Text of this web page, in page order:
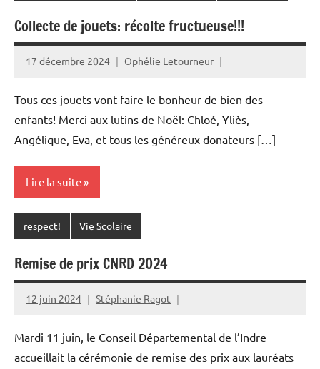
Collecte de jouets: récolte fructueuse!!!
17 décembre 2024 Ophélie Letourneur
Tous ces jouets vont faire le bonheur de bien des
enfants! Merci aux lutins de Noël: Chloé, Yliès,
Angélique, Eva, et tous les généreux donateurs […]
Lire la suite
respect! Vie Scolaire
Remise de prix CNRD 2024
12 juin 2024 Stéphanie Ragot
Mardi 11 juin, le Conseil Départemental de l’Indre
accueillait la cérémonie de remise des prix aux lauréats